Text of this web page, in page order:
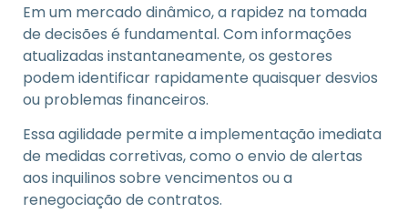
Em um mercado dinâmico, a rapidez na tomada
de decisões é fundamental. Com informações
atualizadas instantaneamente, os gestores
podem identificar rapidamente quaisquer desvios
ou problemas financeiros.
Essa agilidade permite a implementação imediata
de medidas corretivas, como o envio de alertas
aos inquilinos sobre vencimentos ou a
renegociação de contratos.